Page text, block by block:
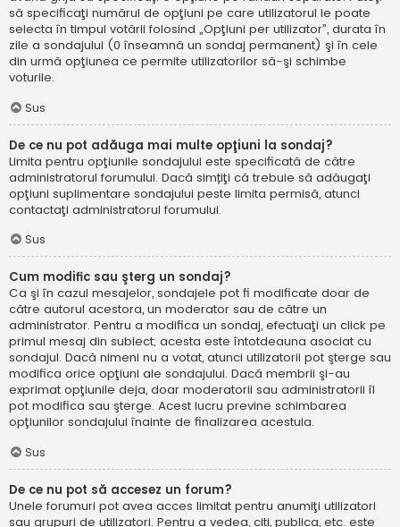
să specificaţi numărul de opţiuni pe care utilizatorul le poate
selecta în timpul votării folosind „Opţiuni per utilizator”, durata în
zile a sondajului (0 înseamnă un sondaj permanent) şi în cele
din urmă opţiunea ce permite utilizatorilor să-şi schimbe
voturile.
Sus
De ce nu pot adăuga mai multe opţiuni la sondaj?
Limita pentru opţiunile sondajului este specificată de către
administratorul forumului. Dacă simțiţi că trebuie să adăugaţi
opţiuni suplimentare sondajului peste limita permisă, atunci
contactaţi administratorul forumului.
Sus
Cum modific sau şterg un sondaj?
Ca şi în cazul mesajelor, sondajele pot fi modificate doar de
către autorul acestora, un moderator sau de către un
administrator. Pentru a modifica un sondaj, efectuaţi un click pe
primul mesaj din subiect; acesta este întotdeauna asociat cu
sondajul. Dacă nimeni nu a votat, atunci utilizatorii pot şterge sau
modifica orice opţiuni ale sondajului. Dacă membrii şi-au
exprimat opţiunile deja, doar moderatorii sau administratorii îl
pot modifica sau şterge. Acest lucru previne schimbarea
opţiunilor sondajului înainte de finalizarea acestuia.
Sus
De ce nu pot să accesez un forum?
Unele forumuri pot avea acces limitat pentru anumiţi utilizatori
sau grupuri de utilizatori. Pentru a vedea, citi, publica, etc. este